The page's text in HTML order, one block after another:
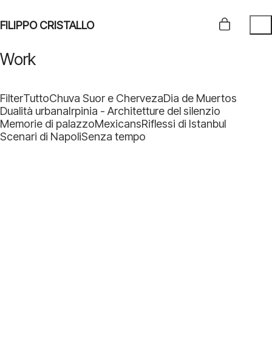
FILIPPO CRISTALLO
Work
FilterTuttoChuva Suor e ChervezaDia de Muertos
Dualità urbanaIrpinia - Architetture del silenzio
Memorie di palazzoMexicansRiflessi di Istanbul
Scenari di NapoliSenza tempo